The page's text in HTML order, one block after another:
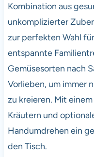
Kombination aus
unkomplizierter
zur perfekten Wahl
entspannte
Gemüsesorten nach
Vorlieben, um immer
zu kreieren. Mit
Kräutern und
Handumdrehen ein
den Tisch.